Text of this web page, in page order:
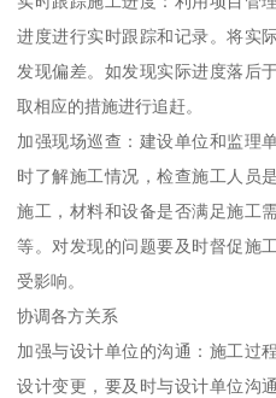
进度进行实时跟踪和记录。将实
发现偏差。如发现实际进度落后
取相应的措施进行追赶。
加强现场巡查：建设单位和监理
时了解施工情况，检查施工人员
施工，材料和设备是否满足施工
等。对发现的问题要及时督促施
受影响。
协调各方关系
加强与设计单位的沟通：施工过
设计变更，要及时与设计单位沟